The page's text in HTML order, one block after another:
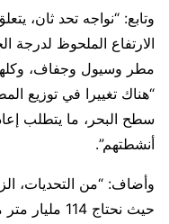
وتابع: “نواجه تحد ثان،
الارتفاع الملحوظ لدرجة
مطر وسيول وجفاف،
“هناك تغييرا في توزيع
سطح البحر، ما يتطلب
أنشطتهم”.
وأضاف: “من التحديات،